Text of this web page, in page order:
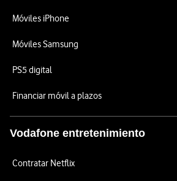
Móviles iPhone
Móviles Samsung
PS5 digital
Financiar móvil a plazos
Vodafone entretenimiento
Contratar Netflix